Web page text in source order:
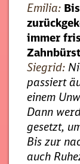
Emilia:
immer
Siegrid:
passiert
einem
Dann
gesetzt,
Bis zur
auch